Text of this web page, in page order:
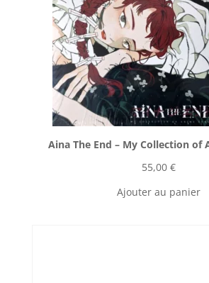
Aina The End ‎– My Collection of
55,00 €
Ajouter au panier